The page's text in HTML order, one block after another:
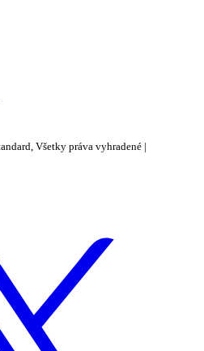
Všetky práva vyhradené |